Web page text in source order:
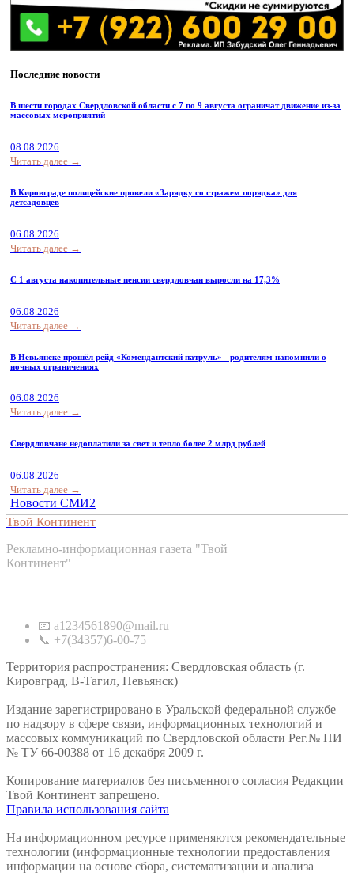
Последние новости
В шести городах Свердловской области с 7 по 9 августа ограничат движение из-за
массовых мероприятий
08.08.2026
Читать далее →
В Кировграде полицейские провели «Зарядку со стражем порядка» для
детсадовцев
06.08.2026
Читать далее →
С 1 августа накопительные пенсии свердловчан выросли на 17,3%
06.08.2026
Читать далее →
В Невьянске прошёл рейд «Комендантский патруль» - родителям напомнили о
ночных ограничениях
06.08.2026
Читать далее →
Свердловчане недоплатили за свет и тепло более 2 млрд рублей
06.08.2026
Читать далее →
Новости СМИ2
Твой Континент
Рекламно-информационная газета "Твой
Континент"
📧 a1234561890@mail.ru
📞 +7(34357)6-00-75
Территория распространения: Свердловская область (г.
Кировград, В-Тагил, Невьянск)
Издание зарегистрировано в Уральской федеральной службе
по надзору в сфере связи, информационных технологий и
массовых коммуникаций по Свердловской области Рег.№ ПИ
№ ТУ 66-00388 от 16 декабря 2009 г.
Копирование материалов без письменного согласия Редакции
Твой Континент запрещено.
Правила использования сайта
На информационном ресурсе применяются рекомендательные
технологии (информационные технологии предоставления
информации на основе сбора, систематизации и анализа